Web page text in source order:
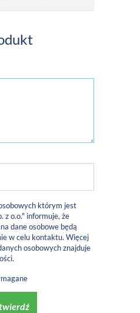
którym jest
z o.o." informuje, że
dane osobowe będą
w celu kontaktu. Więcej
osobowych znajduje
.